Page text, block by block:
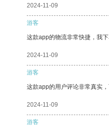
2024-11-09
游客
这款app的物流非常快捷，我下
2024-11-09
游客
这款app的用户评论非常真实
2024-11-09
游客